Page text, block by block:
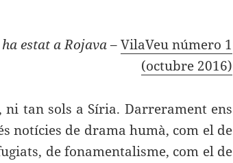
estat a Rojava–VilaVeu número 1
(octubre 2016)
tan sols a Síria. Darrerament ens
notícies de drama humà, com el de
de fonamentalisme, com el de